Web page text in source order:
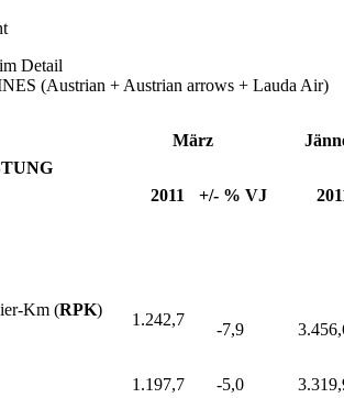
Detail
(Austrian + Austrian arrows + Lauda Air)
März
2011 +/- % VJ
Km (RPK)
1.242,7
-7,9
1.197,7 -5,0